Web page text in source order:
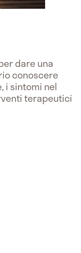
dare una
conoscere
i sintomi nel
terapeutici